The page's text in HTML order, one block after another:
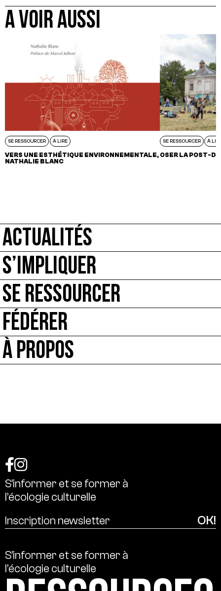
A VOIR AUSSI
SE RESSOURCER À LIRE
VERS UNE ESTHÉTIQUE ENVIRONNEMENTALE,
NATHALIE BLANC
SE RESSOURCER À
OSER LA POST-
ACTUALITÉS
S’IMPLIQUER
SE RESSOURCER
FÉDÉRER
À PROPOS
S’informer et se former à
l’écologie culturelle
S’informer et se former à
l’écologie culturelle